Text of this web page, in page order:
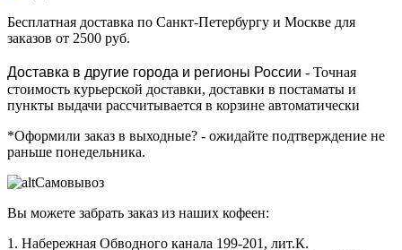
Бесплатная доставка по Санкт-Петербургу и Москве для
заказов от 2500 руб.
Доставка в другие города и регионы России - Точная
стоимость курьерской доставки, доставки в постаматы и
пункты выдачи рассчитывается в корзине автоматически
*Оформили заказ в выходные? - ожидайте подтверждение не
раньше понедельника.
Самовывоз
Вы можете забрать заказ из наших кофеен:
1. Набережная Обводного канала 199-201, лит.К.